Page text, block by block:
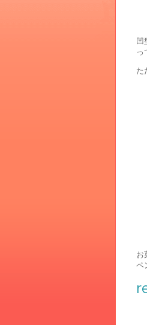
凹
っ
た
お
ペ